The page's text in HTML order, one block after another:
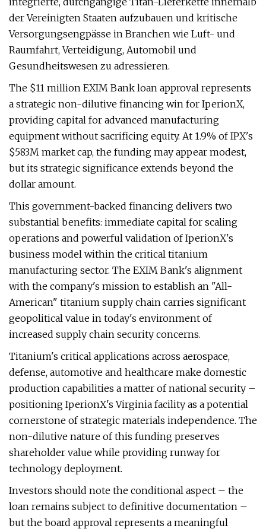
der Vereinigten Staaten aufzubauen und kritische
Versorgungsengpässe in Branchen wie Luft- und
Raumfahrt, Verteidigung, Automobil und
Gesundheitswesen zu adressieren.
The $11 million EXIM Bank loan approval represents
a strategic non-dilutive financing win for IperionX,
providing capital for advanced manufacturing
equipment without sacrificing equity. At 1.9% of IPX's
$583M market cap, the funding may appear modest,
but its strategic significance extends beyond the
dollar amount.
This government-backed financing delivers two
substantial benefits: immediate capital for scaling
operations and powerful validation of IperionX's
business model within the critical titanium
manufacturing sector. The EXIM Bank's alignment
with the company's mission to establish an "All-
American" titanium supply chain carries significant
geopolitical value in today's environment of
increased supply chain security concerns.
Titanium's critical applications across aerospace,
defense, automotive and healthcare make domestic
production capabilities a matter of national security –
positioning IperionX's Virginia facility as a potential
cornerstone of strategic materials independence. The
non-dilutive nature of this funding preserves
shareholder value while providing runway for
technology deployment.
Investors should note the conditional aspect – the
loan remains subject to definitive documentation –
but the board approval represents a meaningful